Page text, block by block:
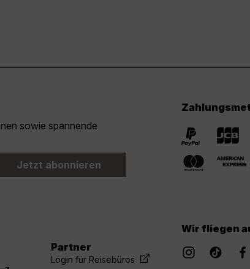
sowie spannende
Jetzt abonnieren
Partner
Login für Reisebüros
Wir fliegen